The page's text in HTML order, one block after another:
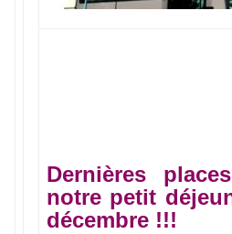
Dernières
notre petit
décembre !!!